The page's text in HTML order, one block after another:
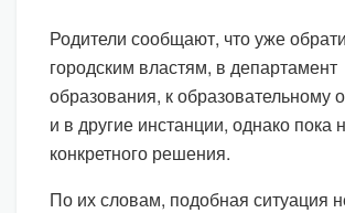
Родители сообщают, что уже
городским властям, в департамент
образования, к образовательному
и в другие инстанции, однако пока
конкретного решения.
По их словам, подобная ситуация